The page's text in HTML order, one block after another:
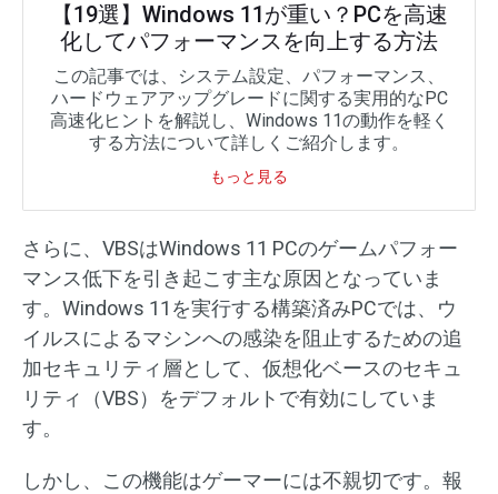
【19選】Windows 11が重い？PCを高速
化してパフォーマンスを向上する方法
この記事では、システム設定、パフォーマンス、
ハードウェアアップグレードに関する実用的なPC
高速化ヒントを解説し、Windows 11の動作を軽く
する方法について詳しくご紹介します。
もっと見る
さらに、VBSはWindows 11 PCのゲームパフォー
マンス低下を引き起こす主な原因となっていま
す。Windows 11を実行する構築済みPCでは、ウ
イルスによるマシンへの感染を阻止するための追
加セキュリティ層として、仮想化ベースのセキュ
リティ（VBS）をデフォルトで有効にしていま
す。
しかし、この機能はゲーマーには不親切です。報